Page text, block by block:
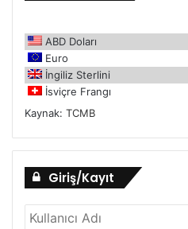
ABD Doları
Euro
İngiliz Sterlini
İsviçre Frangı
Kaynak: TCMB
Giriş/Kayıt